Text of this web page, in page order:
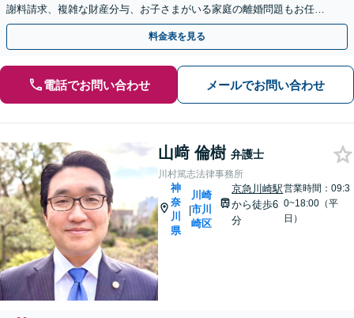
謝料請求、複雑な財産分与、お子さまがいる家庭の離婚問題もお任せ
ください【馬車道駅3分】
料金表を見る
電話でお問い合わせ メールでお問い合わせ
山﨑 倫樹 弁護士
川村篤志法律事務所
神
奈
川
県
|
川崎
市川
崎区
京急川崎駅
から徒歩6
分
営業時間：09:3
0~18:00（平
日）